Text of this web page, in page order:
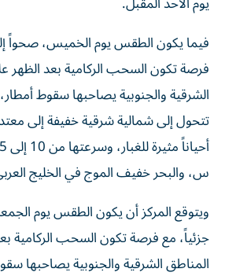
فيما يكون الطقس يوم الخميس، صحواً
فرصة تكون السحب الركامية بعد
الشرقية والجنوبية يصاحبها سقوط
تتحول إلى شمالية شرقية خفيفة إلى
س، والبحر خفيف الموج في الخليج
ويتوقع المركز أن يكون الطقس يوم
جزئياً، مع فرصة تكون السحب
المناطق الشرقية والجنوبية يصاحبها